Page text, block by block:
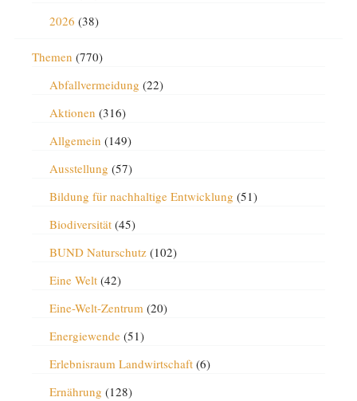
2026 (38)
Themen (770)
Abfallvermeidung (22)
Aktionen (316)
Allgemein (149)
Ausstellung (57)
Bildung für nachhaltige Entwicklung (51)
Biodiversität(45)
BUND Naturschutz(102)
Eine Welt(42)
Eine-Welt-Zentrum(20)
Energiewende(51)
Erlebnisraum Landwirtschaft(6)
Ernährung (128)